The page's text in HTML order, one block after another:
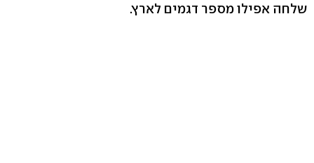
שלחה אפילו מספר דגמים לארץ.